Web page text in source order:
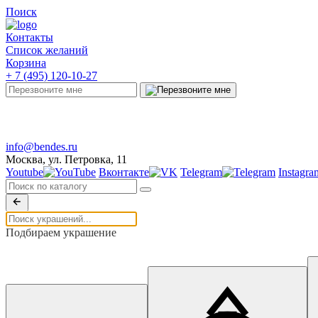
Поиск
Контакты
Список желаний
Корзина
+ 7 (495) 120-10-27
info@bendes.ru
Москва, ул. Петровка, 11
Youtube
Вконтакте Telegram
Подбираем украшение